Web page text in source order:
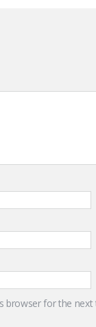
browser for the